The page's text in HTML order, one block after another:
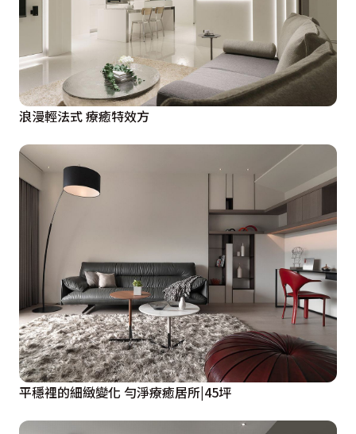
浪漫輕法式 療癒特效方
平穩裡的細緻變化 勻淨療癒居所|45坪